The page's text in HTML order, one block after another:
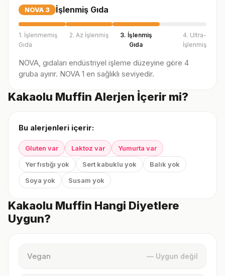
NOVA 3 İşlenmiş Gıda
1. İşlenmemiş
Gıda
2. Az İşlenmiş
3. İşlenmiş
Gıda
4. Ultra-
İşlenmiş
NOVA, gıdaları endüstriyel işleme düzeyine göre 4
gruba ayırır. NOVA 1 en sağlıklı seviyedir.
Kakaolu Muffin Alerjen İçerir mi?
Bu alerjenleri içerir:
Gluten var Laktoz var
Yumurta var
Yer fıstığı yok
Sert kabuklu yok
Balık yok
Soya yok
Susam yok
Kakaolu Muffin Hangi Diyetlere
Uygun?
Vegan — Uygun değil